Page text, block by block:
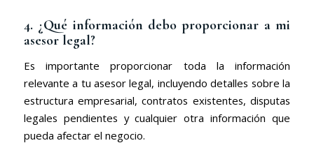
4. ¿Qué información debo proporcionar a mi
asesor legal?
Es importante proporcionar toda la información
relevante a tu asesor legal, incluyendo detalles sobre la
estructura empresarial, contratos existentes, disputas
legales pendientes y cualquier otra información que
pueda afectar el negocio.